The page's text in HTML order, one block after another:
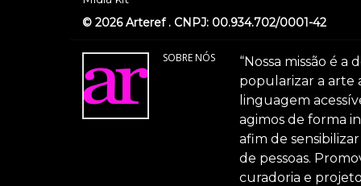
© 2026 Arteref . CNPJ: 00.934.702/0001-42
SOBRE NÓS
“Nossa missão é
popularizar a arte
linguagem
agimos de forma
afim de
de pessoas.
curadoria e